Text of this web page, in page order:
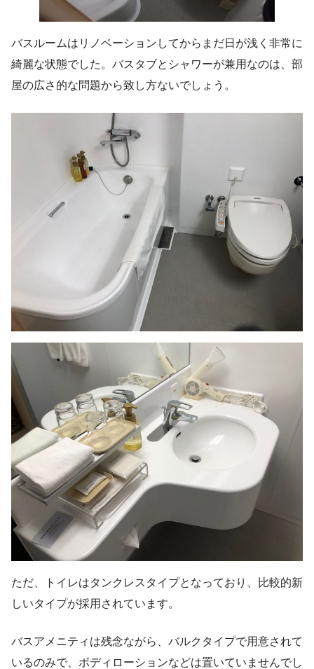
バスルームはリノベーションしてからまだ日が浅く非常に
綺麗な状態でした。バスタブとシャワーが兼用なのは、部
屋の広さ的な問題から致し方ないでしょう。
ただ、トイレはタンクレスタイプとなっており、比較的新
しいタイプが採用されています。
バスアメニティは残念ながら、バルクタイプで用意されて
いるのみで、ボディローションなどは置いていませんでし